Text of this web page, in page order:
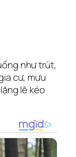
như trút,
cư, mưu
lẽ kéo